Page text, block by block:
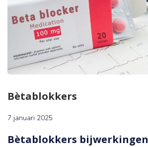
Bètablokkers
7 januari 2025
Bètablokkers bijwerkingen